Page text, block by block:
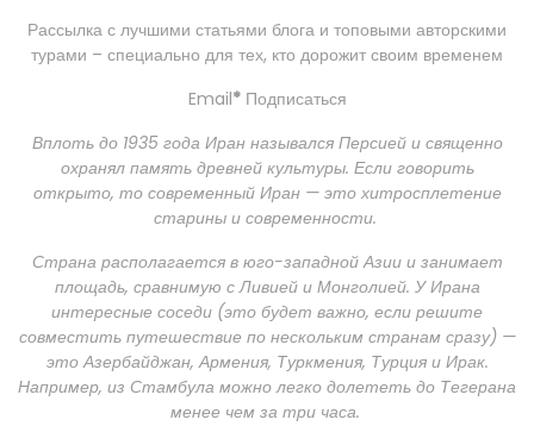
Рассылка с лучшими статьями блога и топовыми авторскими
турами – специально для тех, кто дорожит своим временем
Email*Подписаться
Вплоть до 1935 года Иран назывался Персией и священно
охранял память древней культуры. Если говорить
открыто, то современный Иран — это хитросплетение
старины и современности.
Страна располагается в юго-западной Азии и занимает
площадь, сравнимую с Ливией и Монголией. У Ирана
интересные соседи (это будет важно, если решите
совместить путешествие по нескольким странам сразу) —
это Азербайджан, Армения, Туркмения, Турция и Ирак.
Например, из Стамбула можно легко долететь до Тегерана
менее чем за три часа.